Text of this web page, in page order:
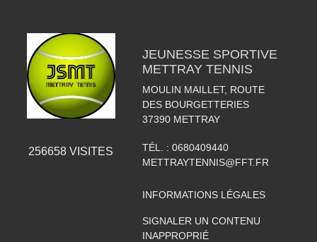
256658 VISITES
JEUNESSE SPORTIVE
METTRAY TENNIS
MOULIN MAILLET, ROUTE
DES BOURGETTERIES
37390 METTRAY
TÉL. : 0680409440
METTRAYTENNIS@FFT.FR
INFORMATIONS LÉGALES
SIGNALER UN CONTENU
INAPPROPRIÉ